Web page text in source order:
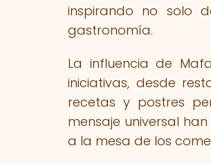
inspirando no solo
gastronomía.
La influencia de
iniciativas, desde
recetas y postres
mensaje universal
a la mesa de los